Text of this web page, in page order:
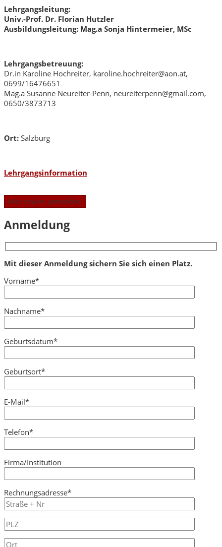
Lehrgangsleitung:
Univ.-Prof. Dr. Florian Hutzler
Ausbildungsleitung: Mag.a Sonja Hintermeier, MSc
Lehrgangsbetreuung:
Dr.in Karoline Hochreiter, karoline.hochreiter@aon.at,
0699/16476651
Mag.a Susanne Neureiter-Penn, neureiterpenn@gmail.com,
0650/3873713
Ort: Salzburg
Lehrgangsinformation
Anmeldung
Mit dieser Anmeldung sichern Sie sich einen Platz.
Vorname*
Nachname*
Geburtsdatum*
Geburtsort*
E-Mail*
Telefon*
Firma/Institution
Rechnungsadresse*